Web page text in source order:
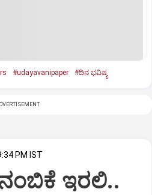
#udayavanipaper #ದಿನ ಭವಿಷ್ಯ
PM IST
ಇರಲಿ..